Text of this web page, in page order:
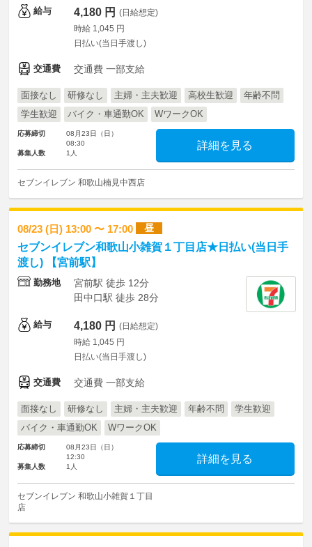
給与 4,180 円 (日給想定)
時給 1,045 円
日払い(当日手渡し)
交通費 交通費 一部支給
面接なし 研修なし 主婦・主夫歓迎 高校生歓迎
年齢不問
学生歓迎
バイク・車通勤OK WワークOK
応募締切
08月23日（日）
08:30
募集人数
1人
詳細を見る
セブンイレブン 和歌山楠見中西店
08/23 (日) 13:00 〜 17:00 昼
セブンイレブン和歌山小雑賀１丁目店★日払い(当日手
渡し) 【宮前駅】
勤務地
宮前駅 徒歩 12分
田中口駅 徒歩 28分
給与 4,180 円 (日給想定)
時給 1,045 円
日払い(当日手渡し)
交通費 交通費 一部支給
面接なし 研修なし 主婦・主夫歓迎 年齢不問
学生歓迎
バイク・車通勤OK
WワークOK
応募締切
08月23日（日）
12:30
募集人数
1人
詳細を見る
セブンイレブン 和歌山小雑賀１丁目
店